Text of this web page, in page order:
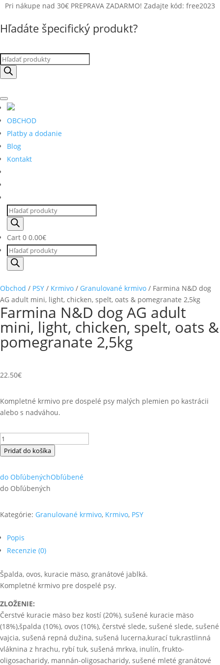
Pri nákupe nad 30€ PREPRAVA ZADARMO! Zadajte kód: free2023
Hľadáte špecifický produkt?
Products
search
OBCHOD
Platby a dodanie
Blog
Kontakt
Products
search
Cart 0 0.00€
Products
search
Obchod / PSY / Krmivo / Granulované krmivo / Farmina N&D dog
AG adult mini, light, chicken, spelt, oats & pomegranate 2,5kg
Farmina N&D dog AG adult
mini, light, chicken, spelt, oats &
pomegranate 2,5kg
22.50€
Kompletné krmivo pre dospelé psy malých plemien po kastrácii
alebo s nadváhou.
množstvo
Farmina
dog
AG
light,
spelt,
oats
pomegranate
2,5kg
Pridať do košíka
do ObľúbenýchObľúbené
do Obľúbených
Kategórie: Granulované krmivo, Krmivo, PSY
Popis
Recenzie (0)
Špalda, ovos, kuracie mäso, granátové jablká.
Kompletné krmivo pre dospelé psy.
ZLOŽENIE:
Čerstvé kuracie mäso bez kostí (20%), sušené kuracie mäso
(18%),špalda (10%), ovos (10%), čerstvé slede, sušené slede, sušené
vajcia, sušená repná dužina, sušená lucerna,kurací tuk,rastlinná
vláknina z hrachu, rybí tuk, sušená mrkva, inulín, frukto-
oligosacharidy, mannán-oligosacharidy, sušené mleté granátové